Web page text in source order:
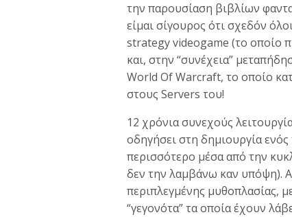
την παρουσίαση βιβλίων
είμαι σίγουρος ότι σχεδόν
strategy videogame (το οποίο
και, στην “συνέχεια”
World Of Warcraft, το οποίο
στους Servers του!
12 χρόνια συνεχούς
οδηγήσει στη δημιουργία
περισσότερο μέσα από την
δεν την λαμβάνω καν υπόψη).
περιπλεγμένης μυθοπλασίας,
“γεγονότα” τα οποία έχουν